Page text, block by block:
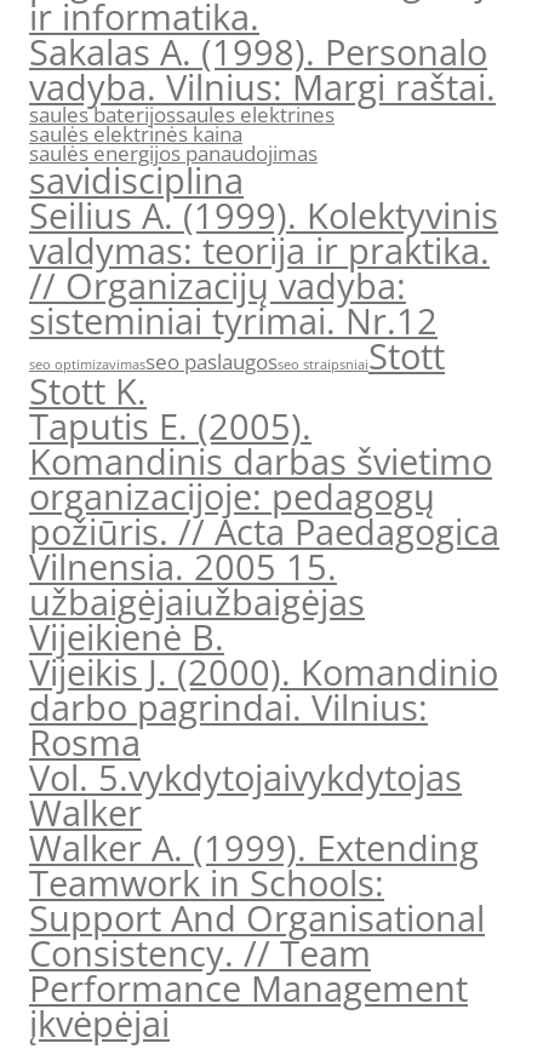
ir informatika.
Sakalas A. (1998). Personalo
vadyba. Vilnius: Margi raštai.
saules baterijossaules elektrines
saulės elektrinės kaina
saulės energijos panaudojimas
savidisciplina
Seilius A. (1999). Kolektyvinis
valdymas: teorija ir praktika.
// Organizacijų vadyba:
sisteminiai tyrimai. Nr.12
seo optimizavimasseo paslaugosseo straipsniaiStott
Stott K.
Taputis E. (2005).
Komandinis darbas švietimo
organizacijoje: pedagogų
požiūris. // Acta Paedagogica
Vilnensia. 2005 15.
užbaigėjaiužbaigėjas
Vijeikienė B.
Vijeikis J. (2000). Komandinio
darbo pagrindai. Vilnius:
Rosma
Vol. 5.vykdytojaivykdytojas
Walker
Walker A. (1999). Extending
Teamwork in Schools:
Support And Organisational
Consistency. // Team
Performance Management
įkvėpėjai